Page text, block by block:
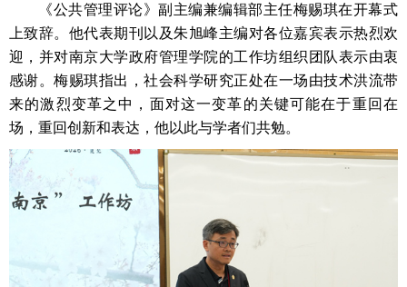
《公共管理评论》副主编兼编辑部主任梅赐琪在开幕式
上致辞。他代表期刊以及朱旭峰主编对各位嘉宾表示热烈欢
迎，并对南京大学政府管理学院的工作坊组织团队表示由衷
感谢。梅赐琪指出，社会科学研究正处在一场由技术洪流带
来的激烈变革之中，面对这一变革的关键可能在于重回在
场，重回创新和表达，他以此与学者们共勉。